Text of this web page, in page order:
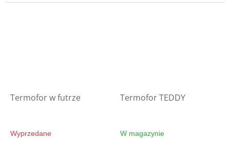
Termofor w futrze
Wyprzedane
Termofor TEDDY
W magazynie